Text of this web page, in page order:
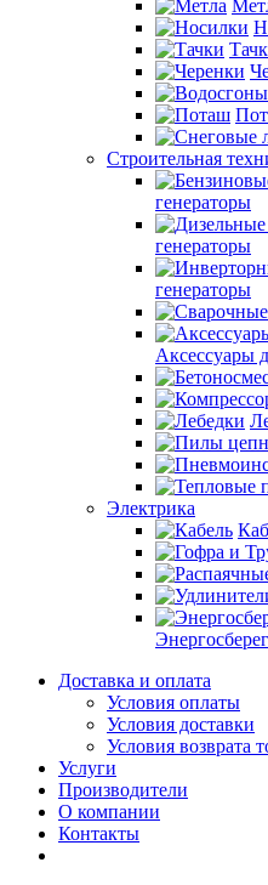
Строительная
генераторы
генераторы
генераторы
Аксессуары
Электрика
Доставка и оплата
Условия оплаты
Условия доставки
Условия возврата
Услуги
Производители
О компании
Контакты